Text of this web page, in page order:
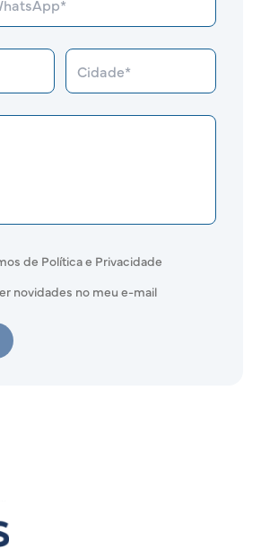
de Política e Privacidade
novidades no meu e-mail